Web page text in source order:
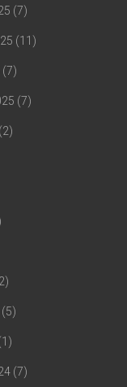
(7)
(11)
(7)
(7)
(2)
(5)
(7)